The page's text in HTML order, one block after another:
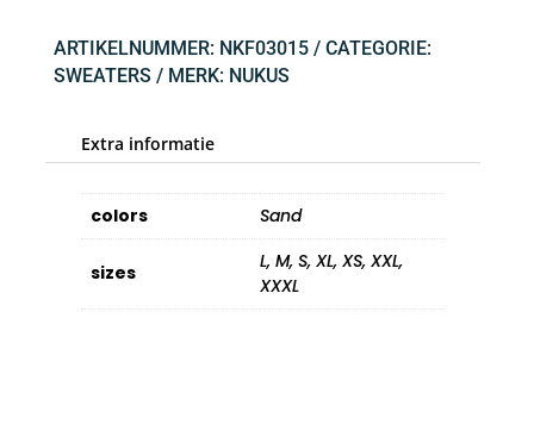
ARTIKELNUMMER: NKF03015
CATEGORIE:
SWEATERS
MERK: NUKUS
Extra informatie
colors Sand
sizes
L, M, S, XL, XS, XXL,
XXXL